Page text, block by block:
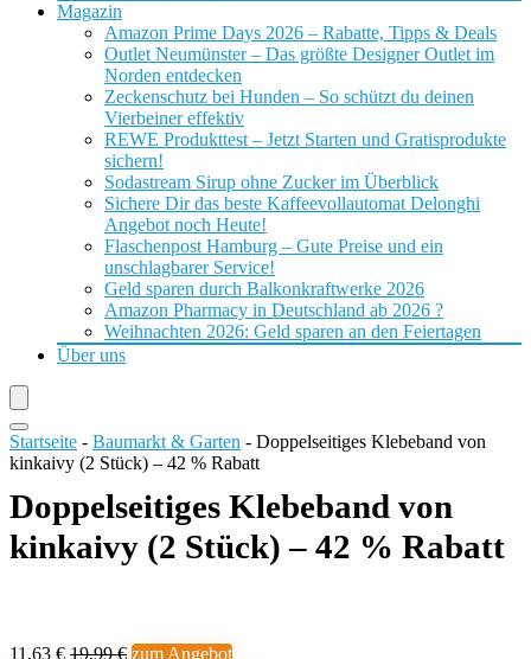
Magazin
Amazon Prime Days 2026 – Rabatte, Tipps & Deals
Outlet Neumünster – Das größte Designer Outlet im
Norden entdecken
Zeckenschutz bei Hunden – So schützt du deinen
Vierbeiner effektiv
REWE Produkttest – Jetzt Starten und Gratisprodukte
sichern!
Sodastream Sirup ohne Zucker im Überblick
Sichere Dir das beste Kaffeevollautomat Delonghi
Angebot noch Heute!
Flaschenpost Hamburg – Gute Preise und ein
unschlagbarer Service!
Geld sparen durch Balkonkraftwerke 2026
Amazon Pharmacy in Deutschland ab 2026 ?
Weihnachten 2026: Geld sparen an den Feiertagen
Über uns
Startseite - Baumarkt & Garten - Doppelseitiges Klebeband von
kinkaivy (2 Stück) – 42 % Rabatt
Doppelseitiges Klebeband von
kinkaivy (2 Stück) – 42 % Rabatt
11,63 € 19,99 € zum Angebot